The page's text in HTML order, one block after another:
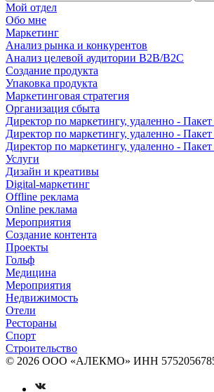
Мой отдел
Обо мне
Маркетинг
Анализ рынка и конкурентов
Анализ целевой аудитории B2B/B2C
Создание продукта
Упаковка продукта
Маркетинговая стратегия
Организация сбыта
Директор по маркетингу, удаленно -
Директор по маркетингу, удаленно -
Директор по маркетингу, удаленно -
Услуги
Дизайн и креативы
Digital-маркетинг
Offline реклама
Online реклама
Мероприятия
Создание контента
Проекты
Гольф
Медицина
Мероприятия
Недвижимость
Отели
Рестораны
Спорт
Строительство
© 2026 ООО «АЛЕКМО» ИНН